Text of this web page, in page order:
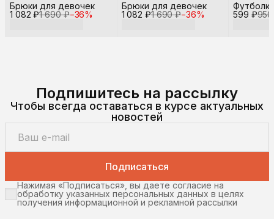
1 082 ₽1 690 ₽−36%
Брюки для девочек
1 082 ₽1 690 ₽−36%
Брюки для девочек
599 ₽
Подпишитесь на рассылку
Чтобы всегда оставаться в курсе актуальных
новостей
Подписаться
Нажимая «Подписаться», вы даете согласие на
обработку указанных персональных данных в целях
получения информационной и рекламной рассылки